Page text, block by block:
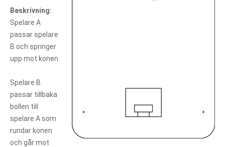
Beskrivning:
Spelare A
passar spelare
B och springer
upp mot konen.
Spelare B
passar tillbaka
bollen till
spelare A som
rundar konen
och går mot